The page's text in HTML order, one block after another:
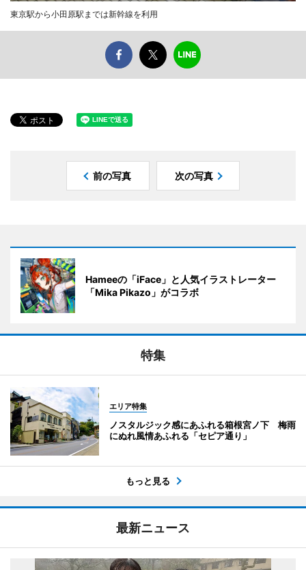
東京駅から小田原駅までは新幹線を利用
前の写真 次の写真
Hameeの「iFace」と人気イラストレーター
「Mika Pikazo」がコラボ
特集
エリア特集
ノスタルジック感にあふれる箱根宮ノ下 梅雨
にぬれ風情あふれる「セピア通り」
もっと見る
最新ニュース